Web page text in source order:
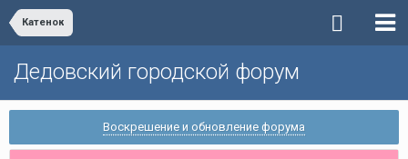
Катенок
Дедовский городской форум
Воскрешение и обновление форума